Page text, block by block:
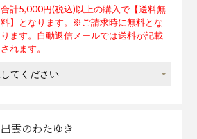
合計5,000円(税込)以上の購入で【送料無
料】となります。※ご請求時に無料とな
ります。自動返信メールでは送料が記載
されます。
出雲のわたゆき